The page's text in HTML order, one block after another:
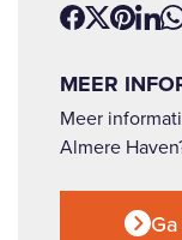
MEER
Meer
Almere